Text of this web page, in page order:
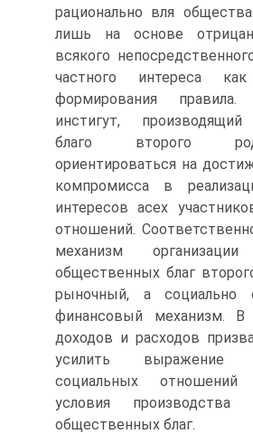
рационально вля
лишь на основе
всякого
частного интереса
формирования правила.
инстигут,
благо второго
ориентироваться на
компромисса в
интересов асех
отношений.
механизм организации
общественных благ
рыночный, а социально
финансовый механизм.
доходов и расходов
усилить выражение
социальных отношений
условия производства
общественных благ.